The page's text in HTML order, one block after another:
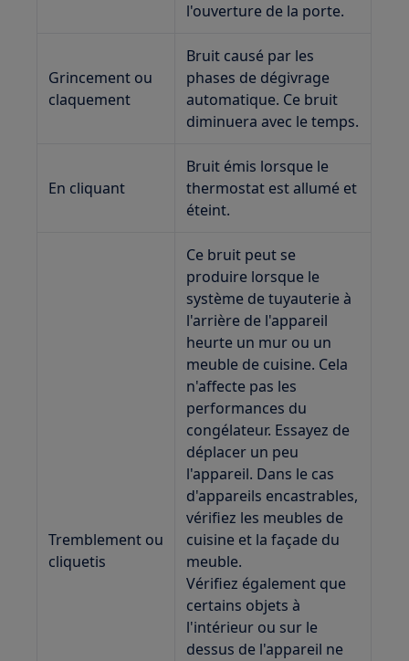
l'ouverture de la porte.
Grincement ou
claquement
Bruit causé par les
phases de dégivrage
automatique. Ce bruit
diminuera avec le temps.
En cliquant
Bruit émis lorsque le
thermostat est allumé et
éteint.
Tremblement ou
cliquetis
Ce bruit peut se
produire lorsque le
système de tuyauterie à
l'arrière de l'appareil
heurte un mur ou un
meuble de cuisine. Cela
n'affecte pas les
performances du
congélateur. Essayez de
déplacer un peu
l'appareil. Dans le cas
d'appareils encastrables,
vérifiez les meubles de
cuisine et la façade du
meuble.
Vérifiez également que
certains objets à
l'intérieur ou sur le
dessus de l'appareil ne